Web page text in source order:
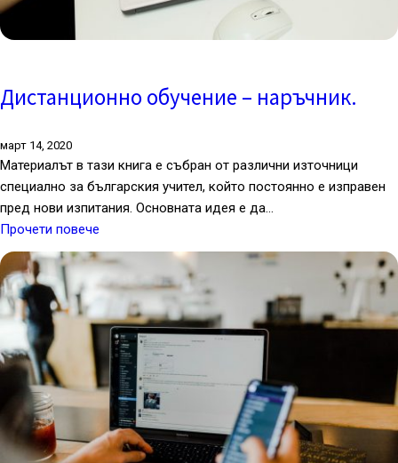
Дистанционно обучение – наръчник.
март 14, 2020
Материалът в тази книга е събран от различни източници
специално за българския учител, който постоянно е изправен
пред нови изпитания. Основната идея е да…
Прочети повече